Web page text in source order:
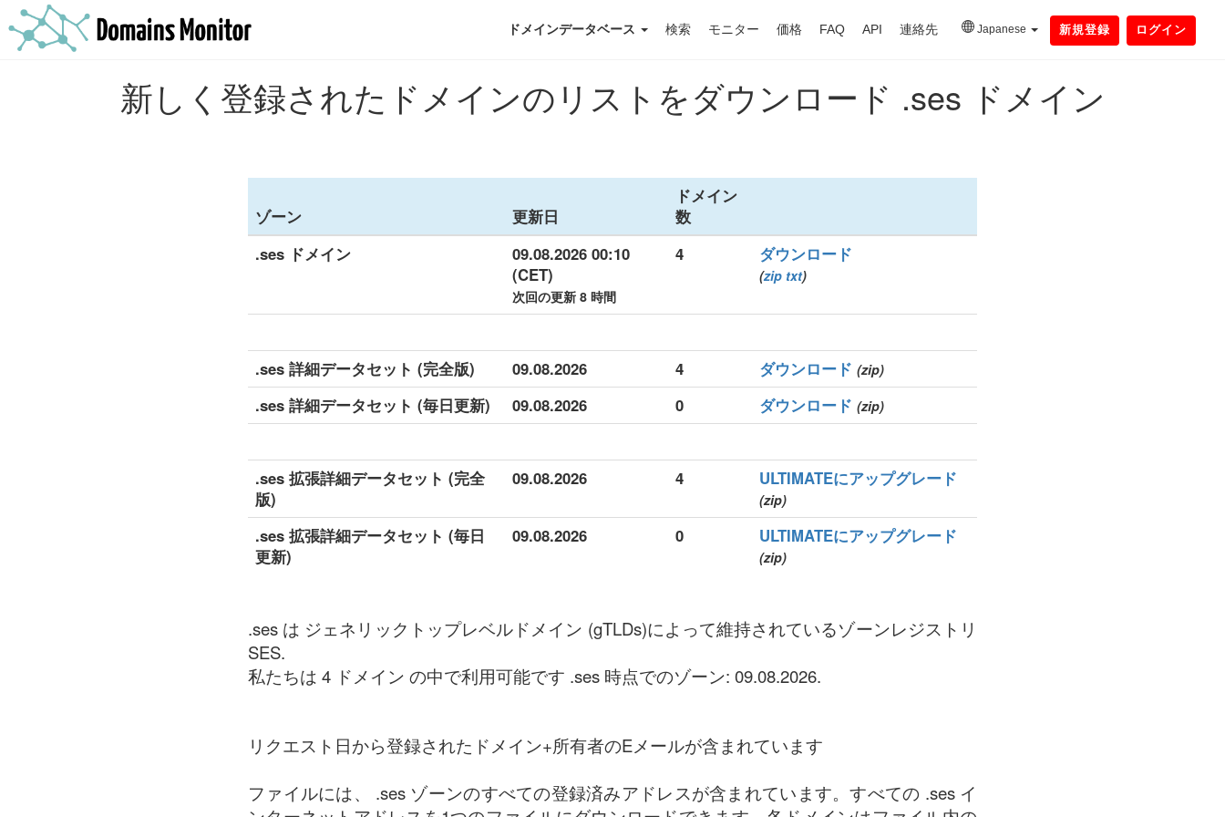
ドメインデータベース 検索 モニター 価格 FAQ API 連絡先 Japanese 新規登録 ログイン
新しく登録されたドメインのリストをダウンロード .ses ドメイン
ゾーン 更新日
ドメイン
数
.ses ドメイン
09.08.2026 00:10
(CET)
次回の更新 8 時間
4 ダウンロード
(zip txt)
.ses 詳細データセット (完全版) 09.08.2026 4 ダウンロード (zip)
.ses 詳細データセット (毎日更新) 09.08.2026 0 ダウンロード (zip)
.ses 拡張詳細データセット (完全
版)
09.08.2026 4 ULTIMATEにアップグレード
(zip)
.ses 拡張詳細データセット (毎日
更新)
09.08.2026 0 ULTIMATEにアップグレード
(zip)
.ses は ジェネリックトップレベルドメイン (gTLDs)によって維持されているゾーンレジストリ
SES.
私たちは 4 ドメイン の中で利用可能です .ses 時点でのゾーン: 09.08.2026.
リクエスト日から登録されたドメイン+所有者のEメールが含まれています
ファイルには、 .ses ゾーンのすべての登録済みアドレスが含まれています。すべての .ses イ